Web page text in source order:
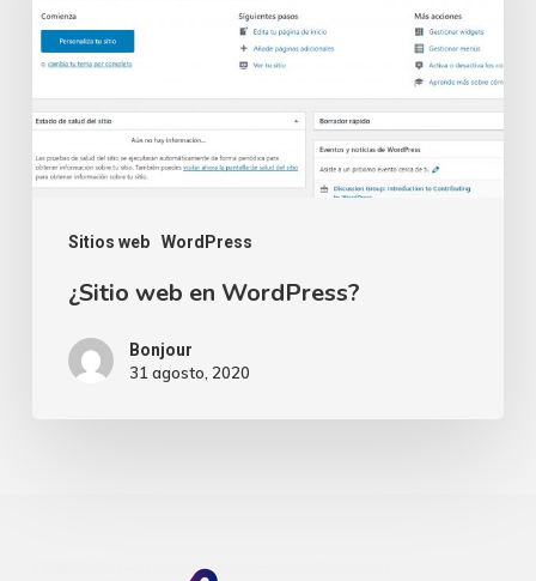
Sitios web WordPress
WordPress?
¿Sitio web en WordPress?
Bonjour
31 agosto, 2020